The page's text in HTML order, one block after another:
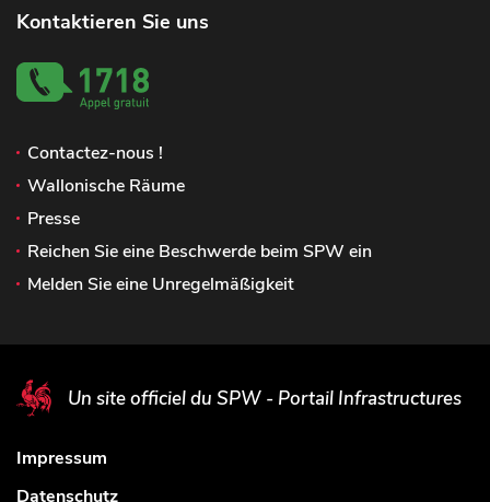
Kontaktieren Sie uns
Contactez-nous !
Wallonische Räume
Presse
Reichen Sie eine Beschwerde beim SPW ein
Melden Sie eine Unregelmäßigkeit
Un site officiel du SPW - Portail Infrastructures
Impressum
Datenschutz